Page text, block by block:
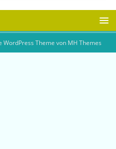
Theme von MH Themes